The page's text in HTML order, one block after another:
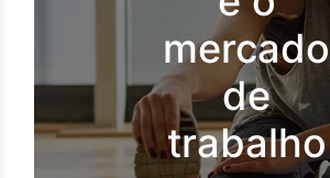
mercado
de
trabalho